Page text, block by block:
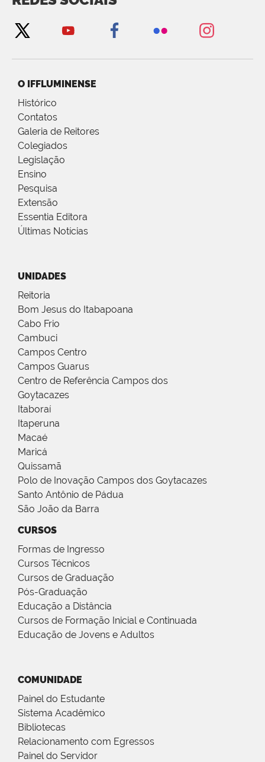
O IFFLUMINENSE
Histórico
Contatos
Galeria de Reitores
Colegiados
Legislação
Ensino
Pesquisa
Extensão
Essentia Editora
Últimas Notícias
UNIDADES
Reitoria
Bom Jesus do Itabapoana
Cabo Frio
Cambuci
Campos Centro
Campos Guarus
Centro de Referência Campos dos
Goytacazes
Itaboraí
Itaperuna
Macaé
Maricá
Quissamã
Polo de Inovação Campos dos Goytacazes
Santo Antônio de Pádua
São João da Barra
CURSOS
Formas de Ingresso
Cursos Técnicos
Cursos de Graduação
Pós-Graduação
Educação a Distância
Cursos de Formação Inicial e Continuada
Educação de Jovens e Adultos
COMUNIDADE
Painel do Estudante
Sistema Acadêmico
Bibliotecas
Relacionamento com Egressos
Painel do Servidor